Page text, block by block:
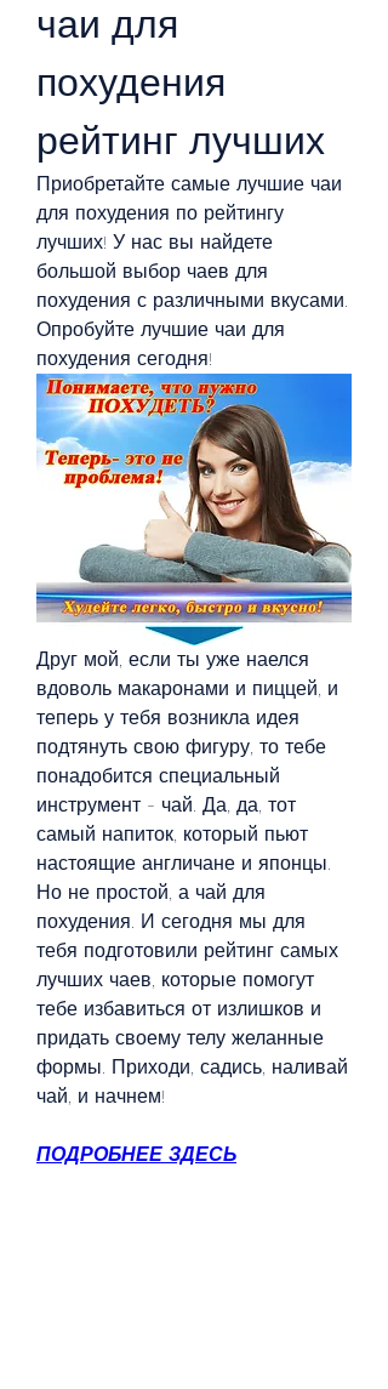
чаи для
похудения
рейтинг лучших
Приобретайте самые лучшие чаи
для похудения по рейтингу
лучших! У нас вы найдете
большой выбор чаев для
похудения с различными вкусами.
Опробуйте лучшие чаи для
похудения сегодня!
Друг мой, если ты уже наелся
вдоволь макаронами и пиццей, и
теперь у тебя возникла идея
подтянуть свою фигуру, то тебе
понадобится специальный
инструмент - чай. Да, да, тот
самый напиток, который пьют
настоящие англичане и японцы.
Но не простой, а чай для
похудения. И сегодня мы для
тебя подготовили рейтинг самых
лучших чаев, которые помогут
тебе избавиться от излишков и
придать своему телу желанные
формы. Приходи, садись, наливай
чай, и начнем!
ПОДРОБНЕЕ ЗДЕСЬ